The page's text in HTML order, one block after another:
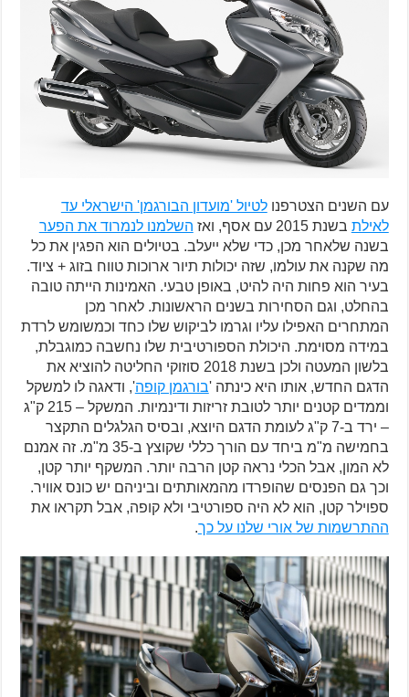
עם השנים הצטרפנולטיול 'מועדון הבורגמן' הישראלי עד
לאילת בשנת 2015 עם אסף, ואז
השלמנו לנמרוד את הפער
בשנה שלאחר מכן, כדי שלא ייעלב. בטיולים הוא הפגין את כל
מה שקנה את עולמו, שזה יכולות תיור ארוכות טווח בזוג + ציוד.
בעיר הוא פחות היה להיט, באופן טבעי. האמינות הייתה טובה
בהחלט, וגם הסחירות בשנים הראשונות. לאחר מכן
המתחרים האפילו עליו וגרמו לביקוש שלו כחד וכמשומש לרדת
במידה מסוימת. היכולת הספורטיבית שלו נחשבה כמוגבלת,
בלשון המעטה ולכן בשנת 2018 סוזוקי החליטה להוציא את
הדגם החדש, אותו היא כינתה 'בורגמן קופה', ודאגה לו למשקל
וממדים קטנים יותר לטובת זריזות ודינמיות. המשקל – 215 ק"ג
– ירד ב-7 ק"ג לעומת הדגם היוצא, ובסיס הגלגלים התקצר
בחמישה מ"מ ביחד עם הורך כללי שקוצץ ב-35 מ"מ. זה אמנם
לא המון, אבל הכלי נראה קטן הרבה יותר. המשקף יותר קטן,
וכך גם הפנסים שהופרדו מהמאותתים וביניהם יש כונס אוויר.
ספוילר קטן, הוא לא היה ספורטיבי ולא קופה, אבל תקראו את
ההתרשמות של אורי שלנו על כך.